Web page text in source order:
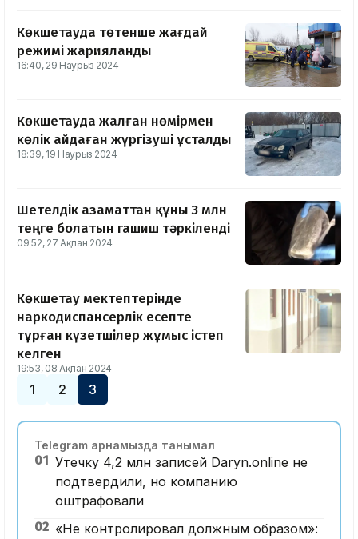
Көкшетауда төтенше жағдай
режимі жарияланды
16:40, 29 Наурыз 2024
Көкшетауда жалған нөмірмен
көлік айдаған жүргізуші ұсталды
18:39, 19 Наурыз 2024
Шетелдік азаматтан құны 3 млн
теңге болатын гашиш тәркіленді
09:52, 27 Ақпан 2024
Көкшетау мектептерінде
наркодиспансерлік есепте
тұрған күзетшілер жұмыс істеп
келген
19:53, 08 Ақпан 2024
1 2 3
Telegram арнамызда танымал
01 Утечку 4,2 млн записей Daryn.online не
подтвердили, но компанию
оштрафовали
02 «Не контролировал должным образом»: